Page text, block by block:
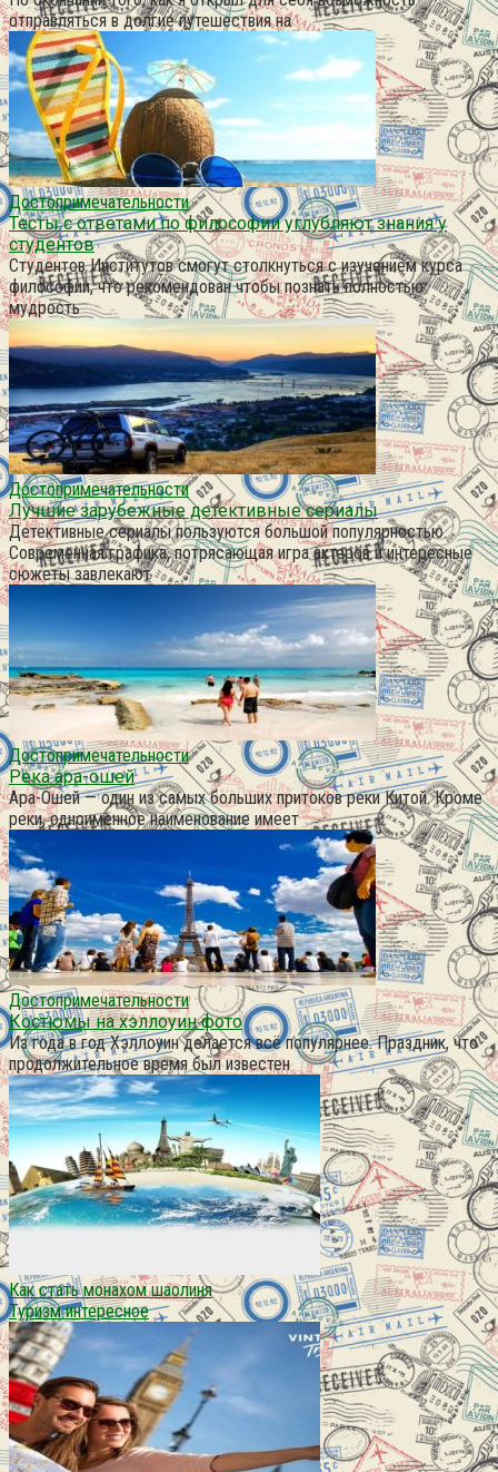
отправляться в долгие путешествия на
Достопримечательности
Тесты с ответами по философии углубляют знания у
студентов
Студентов Институтов смогут столкнуться с изучением курса
философии, что рекомендован чтобы познать полностью
мудрость
Достопримечательности
Лучшие зарубежные детективные сериалы
Детективные сериалы пользуются большой популярностью.
Современная графика, потрясающая игра актеров и интересные
сюжеты завлекают
Достопримечательности
Река ара-ошей
Ара-Ошей — один из самых больших притоков реки Китой. Кроме
реки, одноименное наименование имеет
Достопримечательности
Костюмы на хэллоуин фото
Из года в год Хэллоуин делается всё популярнее. Праздник, что
продолжительное время был известен
Как стать монахом шаолиня
Туризм интересное